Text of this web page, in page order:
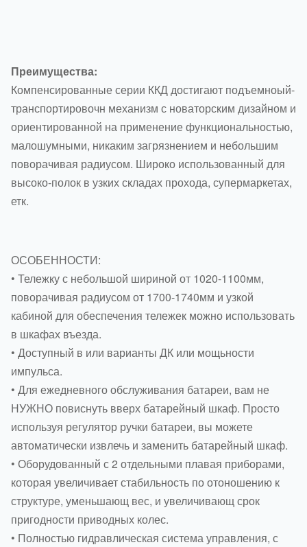
Преимущества:
Компенсированные серии ККД достигают подъемноый-
транспортировочн механизм с новаторским дизайном и
ориентированной на применение функциональностью,
малошумными, никаким загрязнением и небольшим
поворачивая радиусом. Широко использованный для
высоко-полок в узких складах прохода, супермаркетах,
етк.
ОСОБЕННОСТИ:
• Тележку с небольшой шириной от 1020-1100мм,
поворачивая радиусом от 1700-1740мм и узкой
кабиной для обеспечения тележек можно использовать
в шкафах въезда.
• Доступный в или варианты ДК или мощьности
импульса.
• Для ежедневного обслуживания батареи, вам не
НУЖНО повиснуть вверх батарейный шкаф. Просто
используя регулятор ручки батареи, вы можете
автоматически извлечь и заменить батарейный шкаф.
• Оборудованный с 2 отдельными плавая приборами,
которая увеличивает стабильность по отоношению к
структуре, уменьшающ вес, и увеличивающ срок
пригодности приводных колес.
• Полностью гидравлическая система управления, с